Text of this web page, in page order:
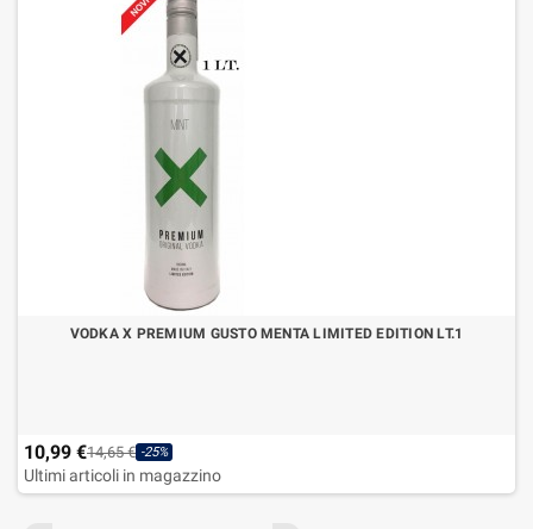
VODKA X PREMIUM GUSTO MENTA LIMITED EDITION LT.1
10,99 €14,65 € -25%
Ultimi articoli in magazzino